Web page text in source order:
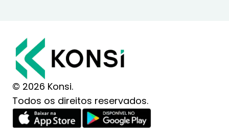
© 2026 Konsi.
Todos os direitos reservados.